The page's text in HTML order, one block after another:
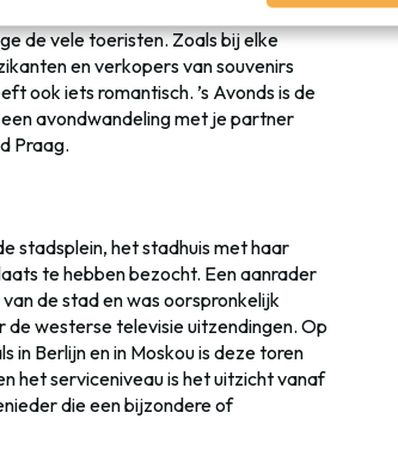
hoogtepunten van Praag.
de vele toeristen. Zoals bij elke
en verkopers van souvenirs
ook iets romantisch. ’s Avonds is de
avondwandeling met je partner
Praag.
stadsplein, het stadhuis met haar
te hebben bezocht. Een aanrader
de stad en was oorspronkelijk
westerse televisie uitzendingen. Op
Berlijn en in Moskou is deze toren
het serviceniveau is het uitzicht vanaf
die een bijzondere of